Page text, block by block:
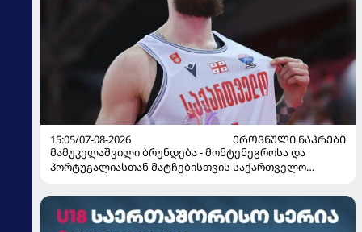
15:05/07-08-2026
ᲔᲠᲝᲕᲜᲣᲚᲘ ᲜᲐᲙᲠᲔᲑᲘ
მამუკელაშვილი ბრუნდება - მონტენეგროსა და
პორტუგალიასთან მატჩებისთვის საქართველო